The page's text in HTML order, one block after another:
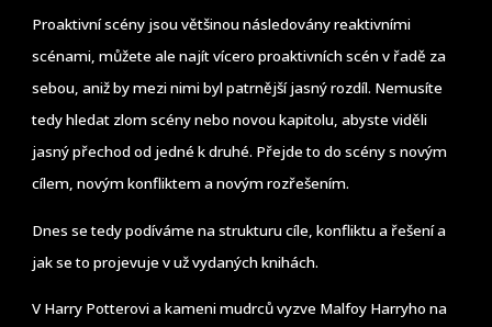
Proaktivní scény jsou většinou následovány reaktivními
scénami, můžete ale najít vícero proaktivních scén v řadě za
sebou, aniž by mezi nimi byl patrnější jasný rozdíl. Nemusíte
tedy hledat zlom scény nebo novou kapitolu, abyste viděli
jasný přechod od jedné k druhé. Přejde to do scény s novým
cílem, novým konfliktem a novým rozřešením.
Dnes se tedy podíváme na strukturu cíle, konfliktu a řešení a
jak se to projevuje v už vydaných knihách.
V Harry Potterovi a kameni mudrců vyzve Malfoy Harryho na